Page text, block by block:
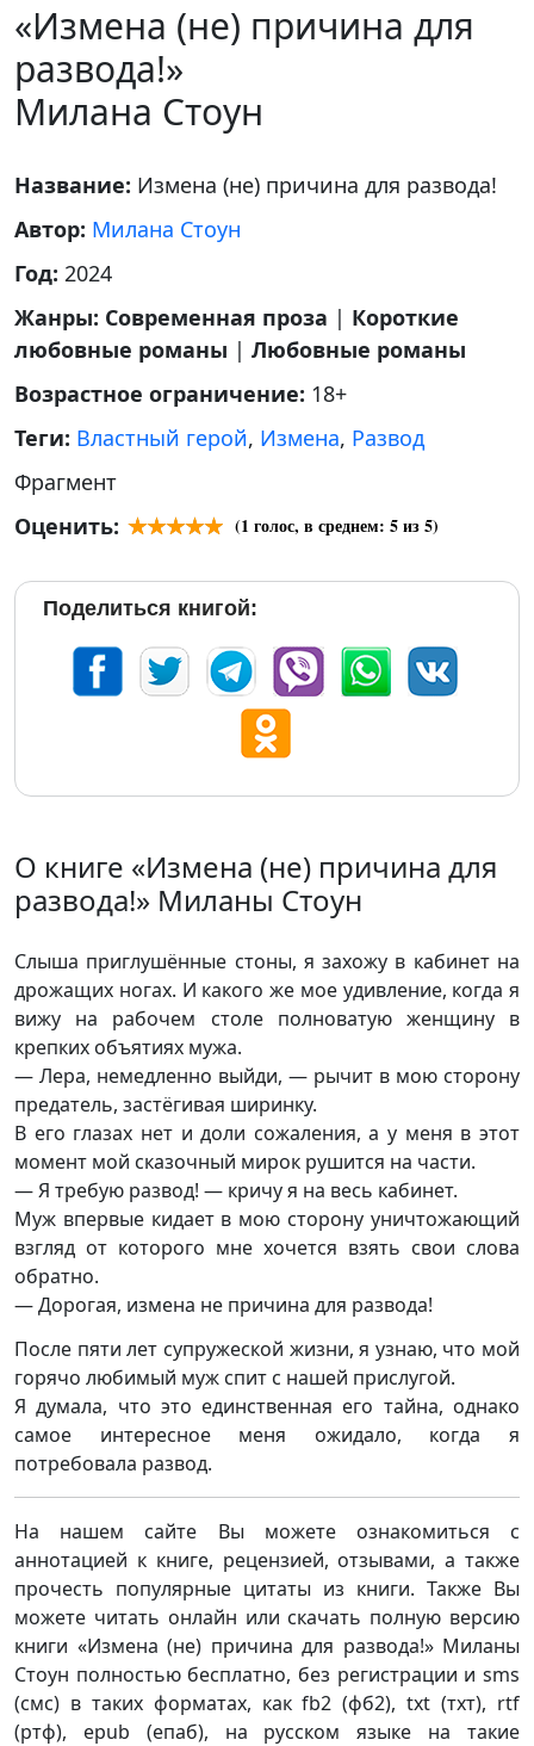
«Измена (не) причина для
развода!»
Милана Стоун
Название: Измена (не) причина для развода!
Автор: Милана Стоун
Год: 2024
Жанры: Современная проза | Короткие
любовные романы | Любовные романы
Возрастное ограничение: 18+
Теги: Властный герой, Измена, Развод
Фрагмент
Оценить:
(1 голос, в среднем: 5из 5)
Поделиться книгой:
О книге «Измена (не) причина для
развода!» Миланы Стоун
Слыша приглушённые стоны, я захожу в кабинет на
дрожащих ногах. И какого же мое удивление, когда я
вижу на рабочем столе полноватую женщину в
крепких объятиях мужа.
— Лера, немедленно выйди, — рычит в мою сторону
предатель, застёгивая ширинку.
В его глазах нет и доли сожаления, а у меня в этот
момент мой сказочный мирок рушится на части.
— Я требую развод! — кричу я на весь кабинет.
Муж впервые кидает в мою сторону уничтожающий
взгляд от которого мне хочется взять свои слова
обратно.
— Дорогая, измена не причина для развода!
После пяти лет супружеской жизни, я узнаю, что мой
горячо любимый муж спит с нашей прислугой.
Я думала, что это единственная его тайна, однако
самое интересное меня ожидало, когда я
потребовала развод.
На нашем сайте Вы можете ознакомиться с
аннотацией к книге, рецензией, отзывами, а также
прочесть популярные цитаты из книги. Также Вы
можете читать онлайн или скачать полную версию
книги «Измена (не) причина для развода!» Миланы
Стоун полностью бесплатно, без регистрации и sms
(смс) в таких форматах, как fb2 (фб2), txt (тхт), rtf
(ртф), epub (епаб), на русском языке на такие